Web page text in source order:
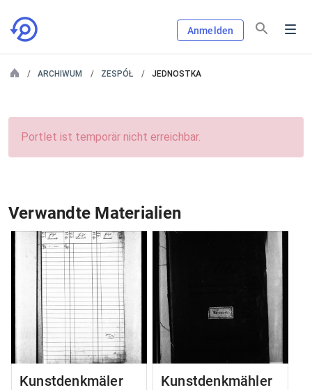
Anmelden
ARCHIWUM ZESPÓŁ JEDNOSTKA
Portlet ist temporär nicht erreichbar.
Verwandte Materialien
Kunstdenkmäler
Kunstdenkmähler